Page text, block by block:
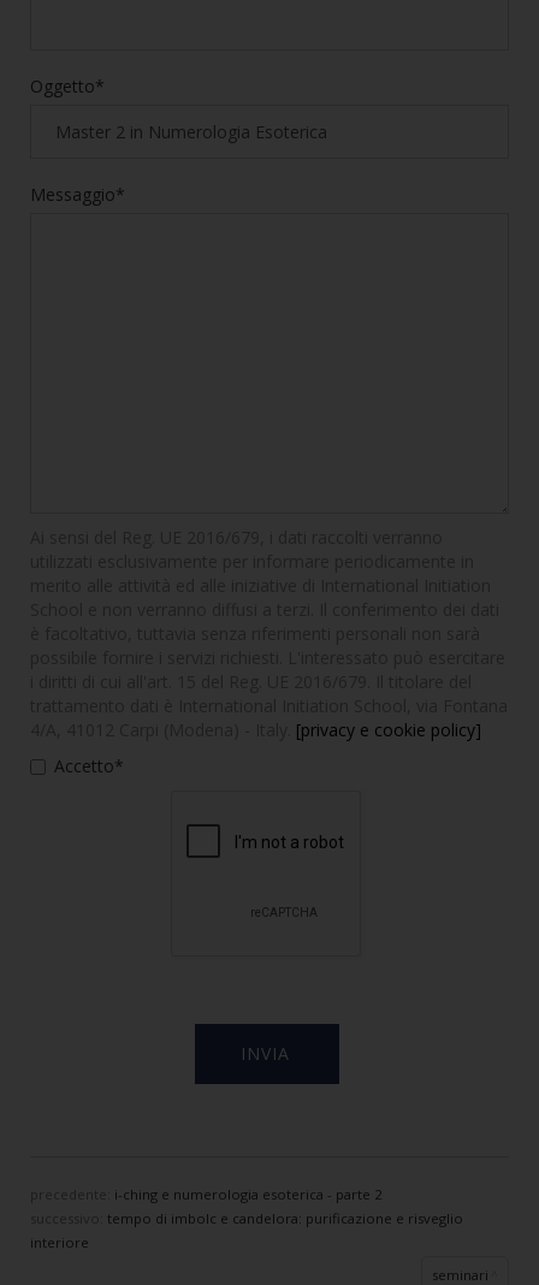
Oggetto*
Messaggio*
[privacy e cookie policy]
Accetto*
precedente: i-ching e numerologia esoterica - parte 2
tempo di imbolc e candelora: purificazione e risveglio
interiore
seminari